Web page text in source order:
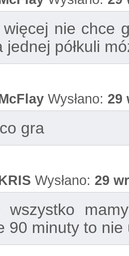
więcej nie chce
jednej półkuli
Wysłano: 29
gra
Wysłano: 29
wszystko
90 minuty to nie